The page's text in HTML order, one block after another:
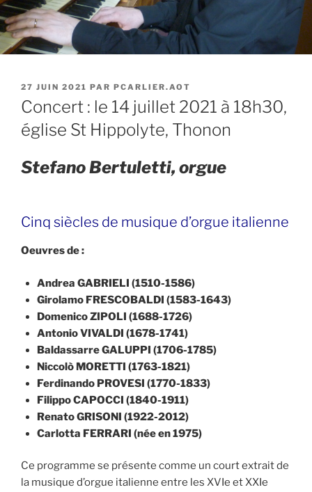
PUBLIÉ
LE
27 JUIN 2021 PAR PCARLIER.AOT
Concert : le 14 juillet 2021 à 18h30,
église St Hippolyte, Thonon
Stefano Bertuletti, orgue
Cinq siècles de musique d’orgue italienne
Oeuvres de :
Andrea GABRIELI (1510-1586)
Girolamo FRESCOBALDI (1583-1643)
Domenico ZIPOLI (1688-1726)
Antonio VIVALDI (1678-1741)
Baldassarre GALUPPI (1706-1785)
Niccolò MORETTI (1763-1821)
Ferdinando PROVESI (1770-1833)
Filippo CAPOCCI (1840-1911)
Renato GRISONI (1922-2012)
Carlotta FERRARI (née en 1975)
Ce programme se présente comme un court extrait de
la musique d’orgue italienne entre les XVIe et XXIe